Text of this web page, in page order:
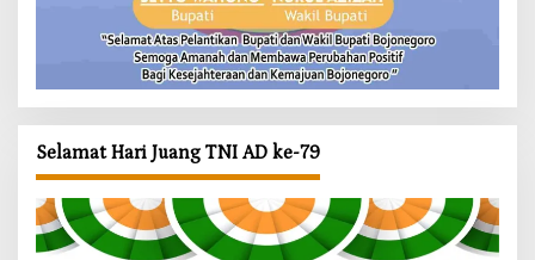
Selamat Hari Juang TNI AD ke-79